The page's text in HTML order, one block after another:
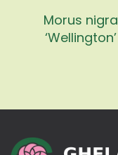
Morus nigra
‘Wellington’